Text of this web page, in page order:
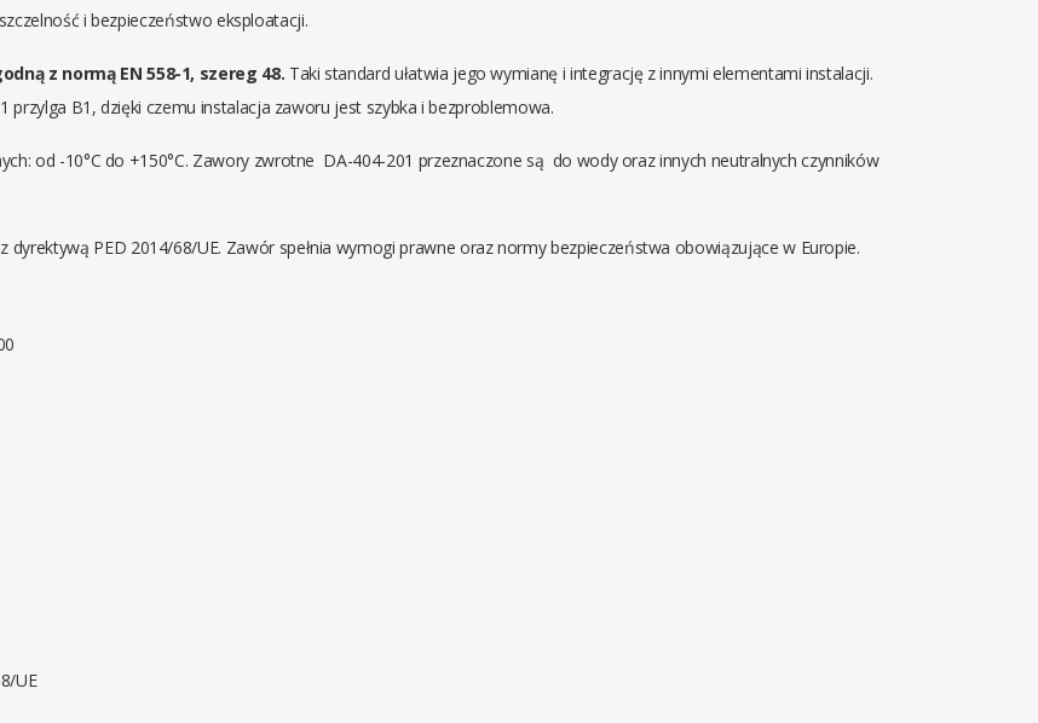
i bezpieczeństwo eksploatacji.
z normą EN 558-1, szereg 48. Taki standard ułatwia jego wymianę i integrację z innymi elementami instalacji.
przylga B1, dzięki czemu instalacja zaworu jest szybka i bezproblemowa.
od -10°C do +150°C. Zawory zwrotne DA-404-201 przeznaczone są do wody oraz innych neutralnych czynników
dyrektywą PED 2014/68/UE. Zawór spełnia wymogi prawne oraz normy bezpieczeństwa obowiązujące w Europie.
UE